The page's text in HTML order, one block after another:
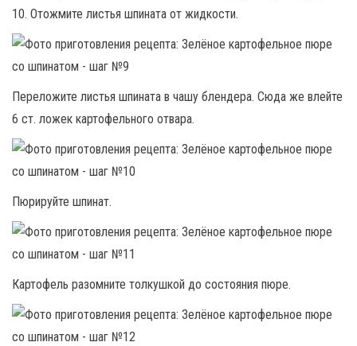
10. Отожмите листья шпината от жидкости.
Переложите листья шпината в чашу блендера. Сюда же влейте
6 ст. ложек картофельного отвара.
Пюрируйте шпинат.
Картофель разомните толкушкой до состояния пюре.